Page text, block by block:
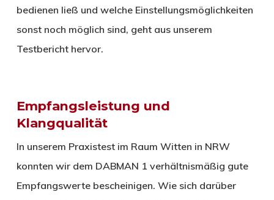
bedienen ließ und welche Einstellungsmöglichkeiten
sonst noch möglich sind, geht aus unserem
Testbericht hervor.
Empfangsleistung und
Klangqualität
In unserem Praxistest im Raum Witten in NRW
konnten wir dem DABMAN 1 verhältnismäßig gute
Empfangswerte bescheinigen. Wie sich darüber